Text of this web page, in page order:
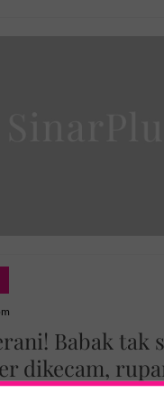
Babak tak
dikecam,